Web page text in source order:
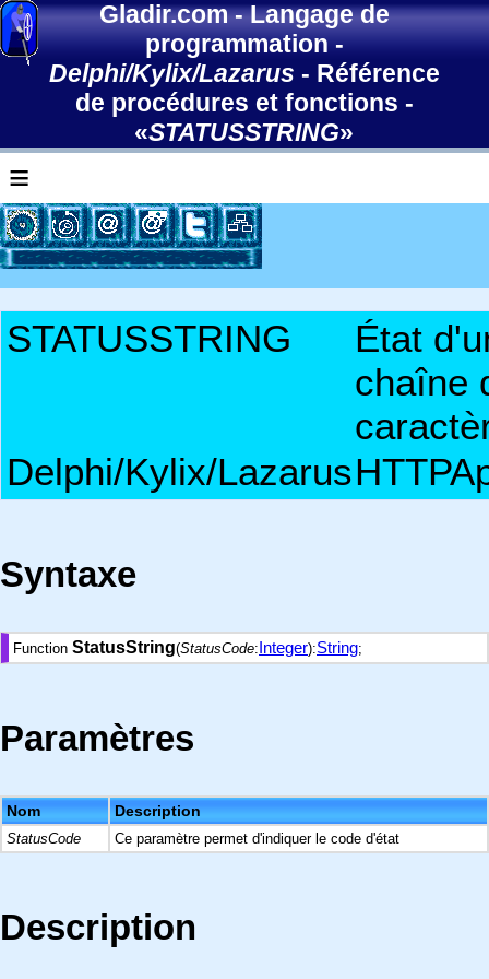
Gladir.com-Langage de
programmation-
Delphi/Kylix/Lazarus - Référence
de procédures et fonctions -
«STATUSSTRING»
≡
STATUSSTRING
État
chaîne
Delphi/Kylix/Lazarus
Syntaxe
Function StatusString(StatusCode:Integer):String;
Paramètres
Nom Description
StatusCode Ce paramètre permet d'indiquer le code d'état
Description